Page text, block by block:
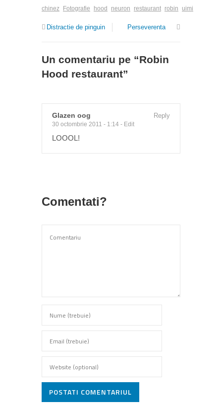
chinez Fotografie hood neuron restaurant robin uimi
Distractie de pinguin Perseverenta
Un comentariu pe “Robin
Hood restaurant”
Glazen oog
30 octombrie 2011 - 1:14 - Edit
Reply
LOOOL!
Comentati?
POSTATI COMENTARIUL